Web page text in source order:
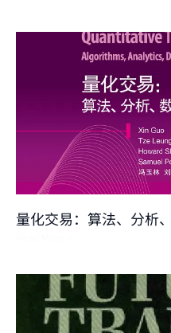
量化交易：算法、分析